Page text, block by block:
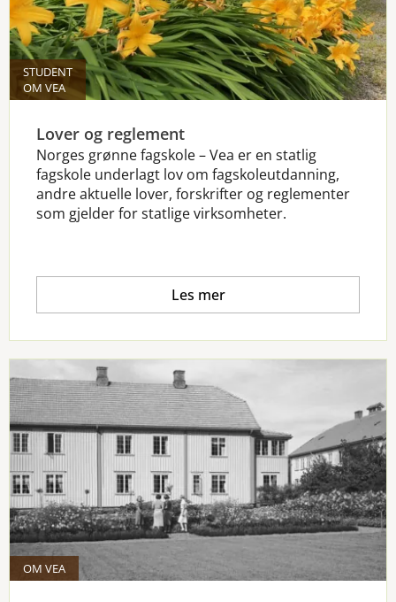
STUDENT
OM VEA
Lover og reglement
Norges grønne fagskole – Vea er en statlig
fagskole underlagt lov om fagskoleutdanning,
andre aktuelle lover, forskrifter og reglementer
som gjelder for statlige virksomheter.
Les mer
OM VEA